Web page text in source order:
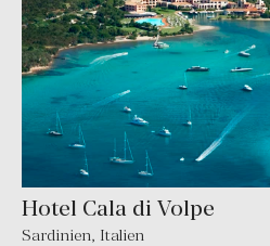
Hotel Cala di Volpe
Sardinien, Italien